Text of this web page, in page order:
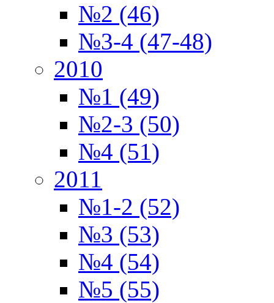
№2 (46)
№3-4 (47-48)
2010
№1 (49)
№2-3 (50)
№4 (51)
2011
№1-2 (52)
№3 (53)
№4 (54)
№5 (55)